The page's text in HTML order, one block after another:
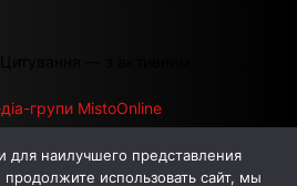
— з активним
групи MistoOnline
АВТОРИ РЕКЛАМА НА САЙТІ
для наилучшего представления
использовать сайт, мы